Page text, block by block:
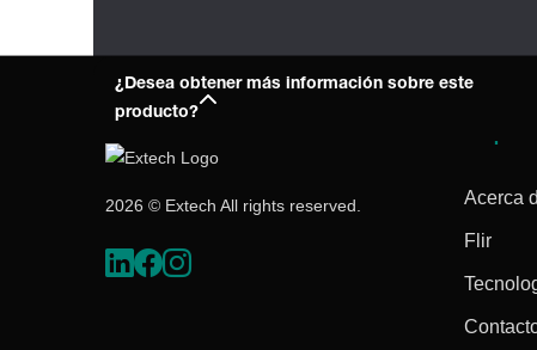
¿Desea obtener más información sobre este
producto?
2026 © Extech All rights reserved. Acerca
Flir